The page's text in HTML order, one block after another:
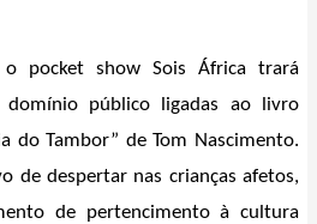
pocket show Sois África trará
público ligadas ao livro
do Tambor” de Tom Nascimento.
de despertar nas crianças afetos,
de pertencimento à cultura